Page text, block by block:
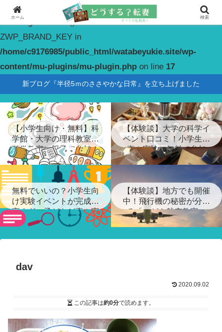
Warning
: constant(): Couldn't find constant
ZWP_BRAND_KEY in
/home/c9176985/public_html/watabeyukie.site/wp-
content/mu-plugins/mu-plugin.php on line 17
新ブログ『半径5ｍのささやかな日常』を立ち上げました
【小学生向け・無料】科
学館・大学の理科教室・
科学教室に親子で参加！
【体験談】大学の科学イ
ベント口コミ！小学生が
喜ぶ実験に無料で参加
無料でいいの？小学生向
け実験イベントが完成度
高すぎ…子どもが喜ぶ実
験ショー
【体験談】地方でも開催
中！飛行機の秘密が分か
る「こども航空教室」
dav
2020.09.02
この記事は約0分で読めます。
ホーム 検索